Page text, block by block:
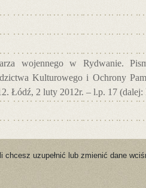
wojennego w Rydwanie.
Kulturowego i Ochrony
Łódź, 2 luty 2012r. – l.p. 17
chcesz uzupełnić lub zmienić dane